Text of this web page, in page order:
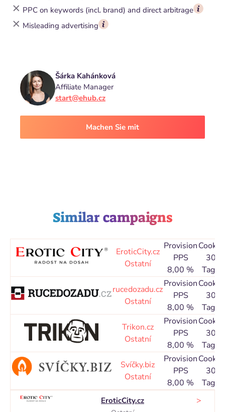
PPC on keywords (incl. brand) and direct arbitrage
Misleading advertising
Šárka Kahánková
Affiliate Manager
start@ehub.cz
Machen Sie mit
Similar campaigns
EroticCity.cz
Ostatní
Provision
PPS
8,00 %
Cookie
30
Tage
rucedozadu.cz
Ostatní
Provision
PPS
8,00 %
Cookie
30
Tage
Trikon.cz
Ostatní
Provision
PPS
8,00 %
Cookie
30
Tage
Svíčky.biz
Ostatní
Provision
PPS
8,00 %
Cookie
30
Tage
EroticCity.cz >